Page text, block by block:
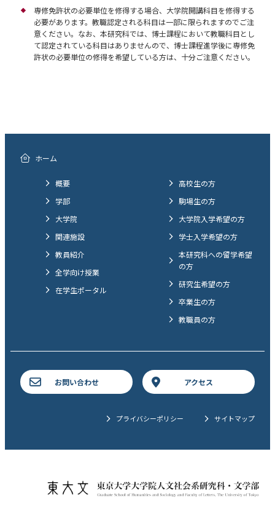
専修免許状の必要単位を修得する場合、大学院開講科目を修得する
必要があります。教職認定される科目は一部に限られますのでご注
意ください。なお、本研究科では、博士課程において教職科目とし
て認定されている科目はありませんので、博士課程進学後に専修免
許状の必要単位の修得を希望している方は、十分ご注意ください。
ホーム
概要
学部
大学院
関連施設
教員紹介
全学向け授業
在学生ポータル
高校生の方
駒場生の方
大学院入学希望の方
学士入学希望の方
本研究科への留学希望
の方
研究生希望の方
卒業生の方
教職員の方
お問い合わせ アクセス
プライバシーポリシー サイトマップ